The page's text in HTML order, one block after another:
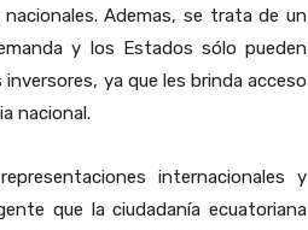
Ademas, se trata de un
y los Estados sólo pueden
ya que les brinda acceso
nacional.
internacionales y
que la ciudadanía ecuatoriana